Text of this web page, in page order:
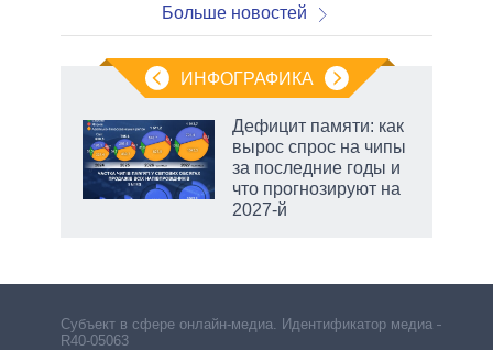
Больше новостей
ИНФОГРАФИКА
Дефицит памяти: как
вырос спрос на чипы
за последние годы и
что прогнозируют на
2027-й
Субъект в сфере онлайн-медиа. Идентификатор медиа –
R40-05063